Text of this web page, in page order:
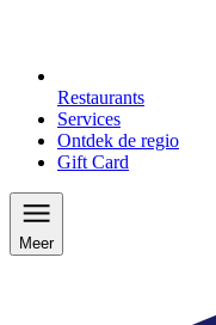
Restaurants
Services
Ontdek de regio
Gift Card
Meer